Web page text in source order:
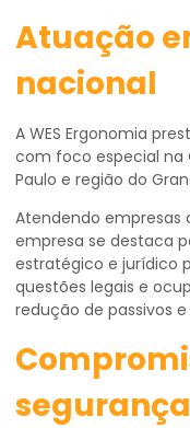
Atuação
nacional
A WES Ergonomia
com foco especial na
Paulo e região do
Atendendo empresas
empresa se destaca
estratégico e jurídico
questões legais e
redução de passivos